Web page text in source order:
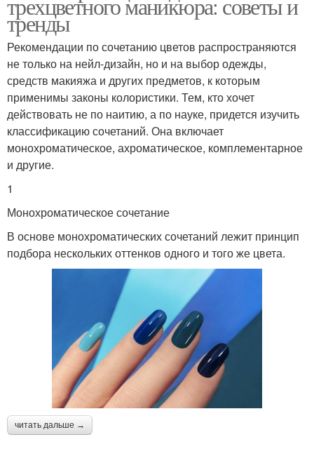
тренды
Рекомендации по сочетанию цветов распространяются
не только на нейл-дизайн, но и на выбор одежды,
средств макияжа и других предметов, к которым
применимы законы колористики. Тем, кто хочет
действовать не по наитию, а по науке, придется изучить
классификацию сочетаний. Она включает
монохроматическое, ахроматическое, комплементарное
и другие.
1
Монохроматическое сочетание
В основе монохроматических сочетаний лежит принцип
подбора нескольких оттенков одного и того же цвета.
читать дальше →